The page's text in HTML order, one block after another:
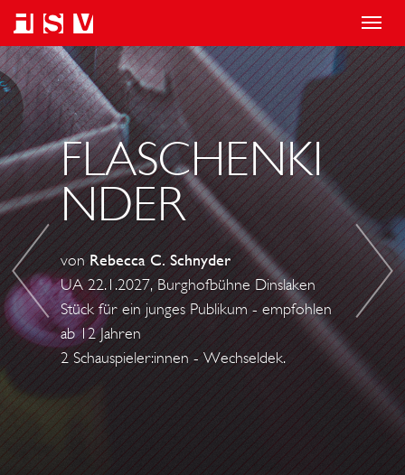
T
o
g
g
l
e
n
a
v
i
g
E
R
S
T
I
C
K
T
E
T
R
Ä
M
S
C
H
I
F
F
B
R
U
C
FLASCHENKI
NDER
vonRebecca C. Schnyder
UA 22.1.2027, Burghofbühne Dinslaken
Stück für ein junges Publikum - empfohlen
ab 12 Jahren
2 Schauspieler:innen - Wechseldek.